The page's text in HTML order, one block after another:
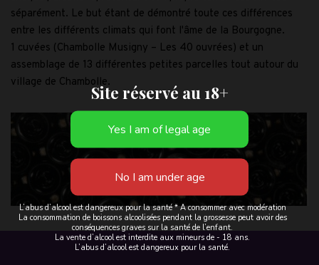
séparément. Le but étant de démontré toute ces différences
entre les différents climats qui font l'âme de la Bourgogne.
1 cuvées (Chambolle Musigny – Les 40 ouvrées) et un
assemblage de 13 différentes petites parcelles tout autour du
village de Chambolle.Site réservé au 18+
L’abus d’alcool est dangereux pour la santé * A consommer avec modération
La consommation de boissons alcoolisées pendant la grossesse peut avoir des
conséquences graves sur la santé de l’enfant.
La vente d’alcool est interdite aux mineurs de - 18 ans.
L’abus d’alcool est dangereux pour la santé.